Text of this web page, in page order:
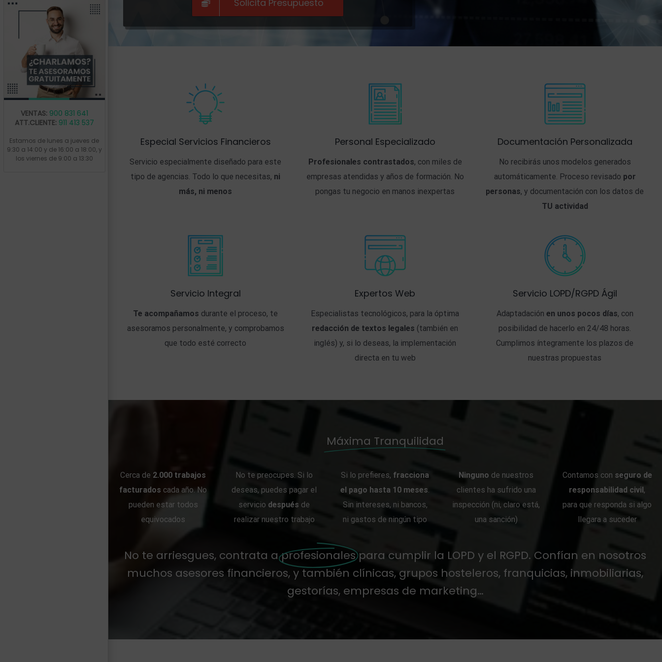
VENTAS: 900 831 641
ATT.CLIENTE: 911 413 537
Estamos de lunes a jueves de
9:30 a 14:00 y de 16:00 a 18:00, y
los viernes de 9:00 a 13:30
Solicita Presupuesto
Especial Servicios Financieros
Servicio especialmente diseñado para este
tipo de agencias. Todo lo que necesitas, ni
más, ni menos
Personal Especializado
Profesionales contrastados, con miles de
empresas atendidas y años de formación. No
pongas tu negocio en manos inexpertas
Documentación Personalizada
No recibirás unos modelos generados
automáticamente. Proceso revisado por
personas, y documentación con los datos de
TU actividad
Servicio Integral
Te acompañamos durante el proceso, te
asesoramos personalmente, y comprobamos
que todo esté correcto
Expertos Web
Especialistas tecnológicos, para la óptima
redacción de textos legales (también en
inglés) y, si lo deseas, la implementación
directa en tu web
Servicio LOPD/RGPD Ágil
Adaptadación en unos pocos días, con
posibilidad de hacerlo en 24/48 horas.
Cumplimos íntegramente los plazos de
nuestras propuestas
Máxima Tranquilidad
Cerca de 2.000 trabajos
facturados cada año. No
pueden estar todos
equivocados
No te preocupes. Si lo
deseas, puedes pagar el
servicio después de
realizar nuestro trabajo
Si lo prefieres, fracciona
el pago hasta 10 meses.
Sin intereses, ni bancos,
ni gastos de ningún tipo
Ninguno de nuestros
clientes ha sufrido una
inspección (ni, claro está,
una sanción)
Contamos con seguro de
responsabilidad civil,
para que responda si algo
llegara a suceder
No te arriesgues, contrata a profesionales para cumplir la LOPD y el RGPD. Confían en nosotros
muchos asesores financieros, y también clínicas, grupos hosteleros, franquicias, inmobiliarias,
gestorías, empresas de marketing…